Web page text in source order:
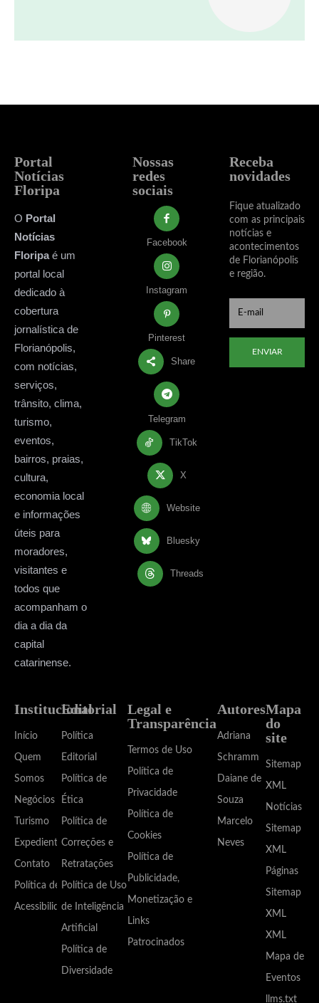
Portal
Notícias
Floripa
O Portal
Notícias
Floripaé um
portal local
dedicado à
cobertura
jornalística de
Florianópolis,
com notícias,
serviços,
trânsito, clima,
turismo,
eventos,
bairros, praias,
cultura,
economia local
e informações
úteis para
moradores,
visitantes e
todos que
acompanham o
dia a dia da
capital
catarinense.
Nossas
redes
sociais
Facebook
Instagram
Pinterest
Share
Telegram
TikTok
X
Website
Bluesky
Threads
Receba
novidades
Fique atualizado
com as principais
notícias e
acontecimentos
de Florianópolis
e região.
ENVIAR
Institucional
Início
Quem
Somos
Negócios
Turismo
Expediente
Contato
Política de
Acessibilidade
Editorial
Política
Editorial
Política de
Ética
Política de
Correções e
Retratações
Política de Uso
de Inteligência
Artificial
Política de
Diversidade
Legal e
Transparência
Termos de Uso
Política de
Privacidade
Política de
Cookies
Política de
Publicidade,
Monetização e
Links
Patrocinados
Autores
Adriana
Schramm
Daiane de
Souza
Marcelo
Neves
Mapa
do
site
Sitemap
XML
Notícias
Sitemap
XML
Páginas
Sitemap
XML
XML
Mapa de
Eventos
llms.txt